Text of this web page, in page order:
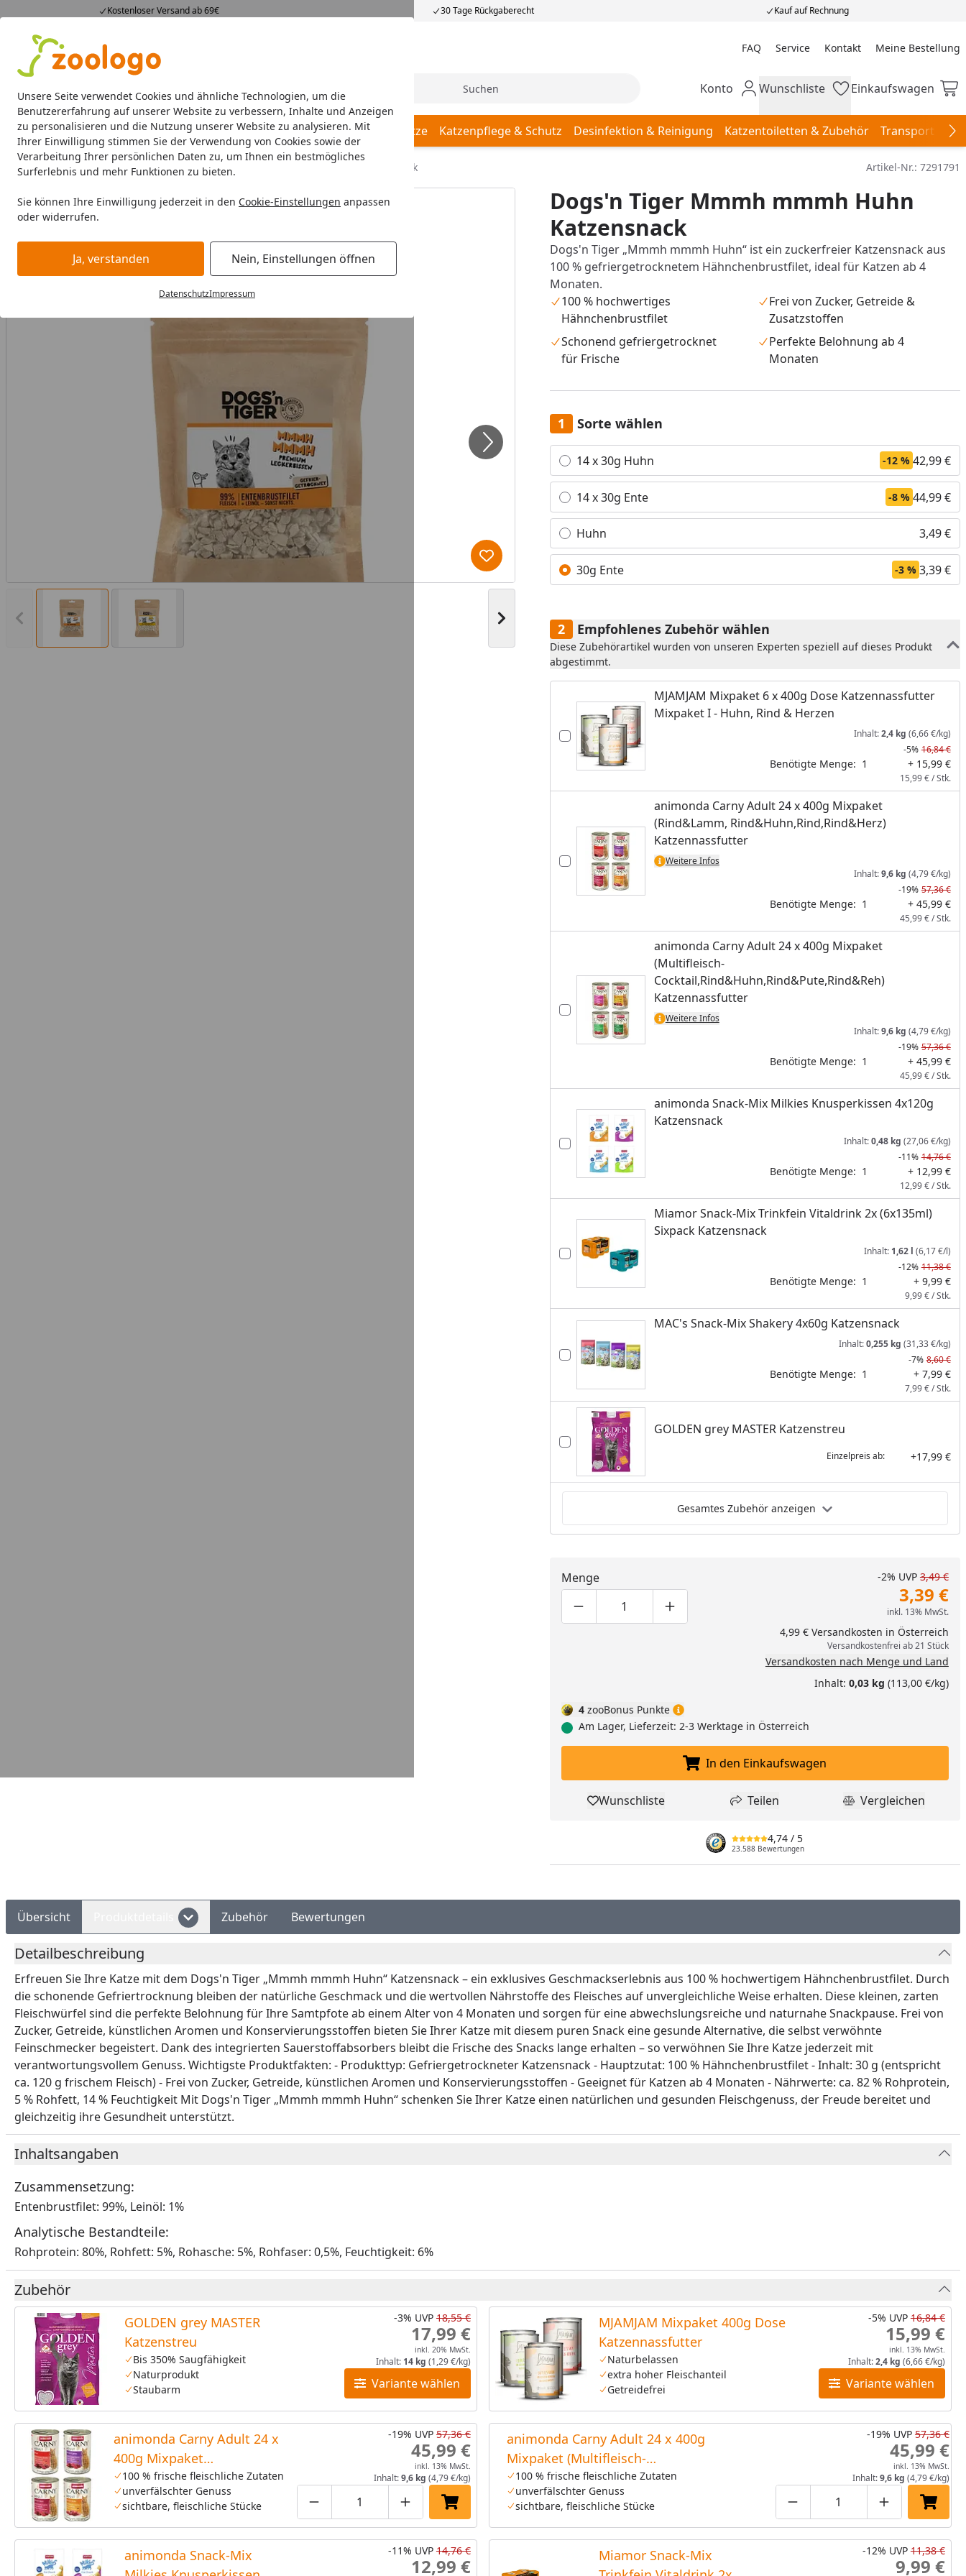
Unsere Seite verwendet Cookies und ähnliche Technologien, um die
Benutzererfahrung auf unserer Website zu verbessern, Inhalte und Anzeigen
zu personalisieren und die Nutzung unserer Website zu analysieren. Mit
Ihrer Einwilligung stimmen Sie der Verwendung von Cookies sowie der
Verarbeitung Ihrer persönlichen Daten zu, um Ihnen ein bestmögliches
Surferlebnis und mehr Funktionen zu bieten.
Sie können Ihre Einwilligung jederzeit in den Cookie-Einstellungen anpassen
oder widerrufen.
Ja, verstanden Nein, Einstellungen öffnen
DatenschutzImpressum
Kostenloser Versand ab 69€ 30 Tage Rückgaberecht Kauf auf Rechnung
4,74
23.588 Bewertungen FAQ Service Kontakt Meine Bestellung
Meine Bestellung
Alle Produkte
Alle Produkte Angebote Neuheiten Sommerhits Suche Mein Konto
Konto Wunschliste
Wunschliste Einkaufswagen
Einkaufswagen
Katze Katzenfutter Futternäpfe & Trinkbrunnen Katzenschlafplätze Katzenpflege & Schutz Desinfektion & Reinigung Katzentoiletten & Zubehör Transport &
Startseite
Katze Katzenfutter Snacks Dogs'n Tiger Mmmh mmmh Huhn Katzensnack Artikel-Nr.: 7291791
Vorheriges Bild anzeigen Nächstes Bild anzeigen
BALD VERGRIFFEN
Produkt zur Wunschliste hinzufügen
Dogs'n Tiger Mmmh mmmh Huhn
Katzensnack
Dogs'n Tiger „Mmmh mmmh Huhn“ ist ein zuckerfreier Katzensnack aus
100 % gefriergetrocknetem Hähnchenbrustfilet, ideal für Katzen ab 4
Monaten.
100 % hochwertiges
Hähnchenbrustfilet
Frei von Zucker, Getreide &
Zusatzstoffen
Schonend gefriergetrocknet
für Frische
Perfekte Belohnung ab 4
Monaten
Sorte wählen
Alle anzeigen (4)
14 x 30g Huhn -12 % 42,99 €
14 x 30g Ente -8 % 44,99 €
Huhn 3,49 €
30g Ente -3 % 3,39 €
Empfohlenes Zubehör wählen
Diese Zubehörartikel wurden von unseren Experten speziell auf dieses Produkt
abgestimmt.
MJAMJAM Mixpaket 6 x 400g Dose Katzennassfutter
Mixpaket I - Huhn, Rind & Herzen
Inhalt:2,4 kg (6,66 €/kg)
-5% 16,84 €
Benötigte Menge: 1 + 15,99 €
15,99 € / Stk.
animonda Carny Adult 24 x 400g Mixpaket
(Rind&Lamm, Rind&Huhn,Rind,Rind&Herz)
Katzennassfutter
Weitere Infos
Inhalt:9,6 kg (4,79 €/kg)
-19% 57,36 €
Benötigte Menge: 1 + 45,99 €
45,99 € / Stk.
animonda Carny Adult 24 x 400g Mixpaket
(Multifleisch-
Cocktail,Rind&Huhn,Rind&Pute,Rind&Reh)
Katzennassfutter
Weitere Infos
Inhalt:9,6 kg (4,79 €/kg)
-19% 57,36 €
Benötigte Menge: 1 + 45,99 €
45,99 € / Stk.
animonda Snack-Mix Milkies Knusperkissen 4x120g
Katzensnack
Inhalt:0,48 kg (27,06 €/kg)
-11% 14,76 €
Benötigte Menge: 1 + 12,99 €
12,99 € / Stk.
Miamor Snack-Mix Trinkfein Vitaldrink 2x (6x135ml)
Sixpack Katzensnack
Inhalt: 1,62 l (6,17 €/l)
-12% 11,38 €
Benötigte Menge: 1 + 9,99 €
9,99 € / Stk.
MAC's Snack-Mix Shakery 4x60g Katzensnack
Inhalt:0,255 kg (31,33 €/kg)
-7% 8,60 €
Benötigte Menge: 1 + 7,99 €
7,99 € / Stk.
GOLDEN grey MASTER Katzenstreu
Einzelpreis ab: +17,99 €
Gesamtes Zubehör anzeigen
Menge
Produktmenge um eins verringern
Produktmenge manuell eingeben
Produktmenge um eins erhöhen
-2% UVP 3,49 €
3,39 €
inkl. 13% MwSt.
4,99 € Versandkosten in Österreich
Versandkostenfrei ab 21 Stück
Versandkosten nach Menge und Land
Inhalt: 0,03 kg (113,00 €/kg)
4 zooBonus Punkte
Am Lager, Lieferzeit: 2-3 Werktage in Österreich
In den Einkaufswagen legen
In den Einkaufswagen
Produkt zur Wunschliste hinzufügen
Wunschliste Teilen
Teilen Produkt
Vergleichen
4,74 / 5
23.588 Bewertungen
Übersicht Zubehör Bewertungen
Detailbeschreibung
Erfreuen Sie Ihre Katze mit dem Dogs'n Tiger „Mmmh mmmh Huhn“ Katzensnack – ein exklusives Geschmackserlebnis aus 100 % hochwertigem Hähnchenbrustfilet. Durch
die schonende Gefriertrocknung bleiben der natürliche Geschmack und die wertvollen Nährstoffe des Fleisches auf unvergleichliche Weise erhalten. Diese kleinen, zarten
Fleischwürfel sind die perfekte Belohnung für Ihre Samtpfote ab einem Alter von 4 Monaten und sorgen für eine abwechslungsreiche und naturnahe Snackpause. Frei von
Zucker, Getreide, künstlichen Aromen und Konservierungsstoffen bieten Sie Ihrer Katze mit diesem puren Snack eine gesunde Alternative, die selbst verwöhnte
Feinschmecker begeistert. Dank des integrierten Sauerstoffabsorbers bleibt die Frische des Snacks lange erhalten – so verwöhnen Sie Ihre Katze jederzeit mit
verantwortungsvollem Genuss. Wichtigste Produktfakten: - Produkttyp: Gefriergetrockneter Katzensnack - Hauptzutat: 100 % Hähnchenbrustfilet - Inhalt: 30 g (entspricht
ca. 120 g frischem Fleisch) - Frei von Zucker, Getreide, künstlichen Aromen und Konservierungsstoffen - Geeignet für Katzen ab 4 Monaten - Nährwerte: ca. 82 % Rohprotein,
5 % Rohfett, 14 % Feuchtigkeit Mit Dogs'n Tiger „Mmmh mmmh Huhn“ schenken Sie Ihrer Katze einen natürlichen und gesunden Fleischgenuss, der Freude bereitet und
gleichzeitig ihre Gesundheit unterstützt.
Inhaltsangaben
Zusammensetzung:
Entenbrustfilet: 99%, Leinöl: 1%
Analytische Bestandteile:
Rohprotein: 80%, Rohfett: 5%, Rohasche: 5%, Rohfaser: 0,5%, Feuchtigkeit: 6%
Zubehör
GOLDEN grey MASTER
Katzenstreu
Bis 350% Saugfähigkeit
Naturprodukt
Staubarm
Variante wählen
-3% UVP 18,55 €
17,99 €
inkl. 20% MwSt.
Inhalt: 14 kg (1,29 €/kg)
MJAMJAM Mixpaket 400g Dose
Katzennassfutter
Naturbelassen
extra hoher Fleischanteil
Getreidefrei
Variante wählen
-5% UVP 16,84 €
15,99 €
inkl. 13% MwSt.
Inhalt:2,4 kg (6,66 €/kg)
animonda Carny Adult 24 x
400g Mixpaket
(Rind&Lamm,
Rind&Huhn,Rind,Rind&Herz)
Katzennassfutter
100 % frische fleischliche Zutaten
unverfälschter Genuss
sichtbare, fleischliche Stücke
Produktmenge um eins verringern
Produktmenge manuell eingeben
Produktmenge um eins erhöhen
In den Einkaufswagen legen
-19% UVP 57,36 €
45,99 €
inkl. 13% MwSt.
Inhalt:9,6 kg (4,79 €/kg)
animonda Carny Adult 24 x 400g
Mixpaket (Multifleisch-
Cocktail,Rind&Huhn,Rind&Pute,Rind&Reh)
Katzennassfutter
100 % frische fleischliche Zutaten
unverfälschter Genuss
sichtbare, fleischliche Stücke
Produktmenge um eins
Produktmenge In den
-19% UVP 57,36 €
45,99 €
inkl. 13% MwSt.
Inhalt:9,6 kg (4,79 €/kg)
animonda Snack-Mix
-11% UVP 14,76 €
12,99 €
Miamor Snack-Mix
-12% UVP 11,38 €
9,99 €